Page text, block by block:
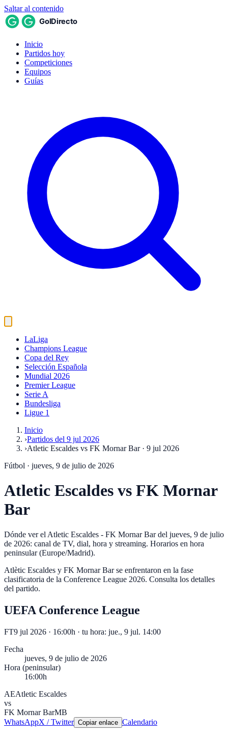
Saltar al contenido
Inicio
Partidos hoy
Competiciones
Equipos
Guías
LaLiga
Champions League
Copa del Rey
Selección Española
Mundial 2026
Premier League
Serie A
Bundesliga
Ligue 1
Inicio
›Partidos del 9 jul 2026
›Atletic Escaldes vs FK Mornar Bar · 9 jul 2026
Fútbol · jueves, 9 de julio de 2026
Atletic Escaldes vs FK Mornar
Bar
Dónde ver el Atletic Escaldes - FK Mornar Bar del jueves, 9 de julio
de 2026: canal de TV, dial, hora y streaming. Horarios en hora
peninsular (Europe/Madrid).
Atlètic Escaldes y FK Mornar Bar se enfrentaron en la fase
clasificatoria de la Conference League 2026. Consulta los detalles
del partido.
UEFA Conference League
FT9 jul 2026 · 16:00h · tu hora: jue., 9 jul. 14:00
Fecha
jueves, 9 de julio de 2026
Hora (peninsular)
16:00h
AEAtletic Escaldes
vs
FK Mornar BarMB
WhatsAppX / Twitter Copiar enlace Calendario